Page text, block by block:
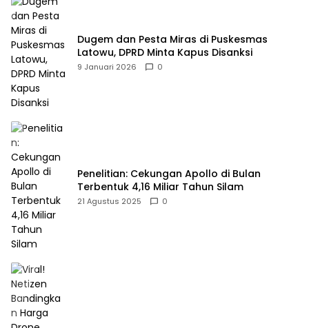
Dugem dan Pesta Miras di Puskesmas
Latowu, DPRD Minta Kapus Disanksi
9 Januari 2026 0
Penelitian: Cekungan Apollo di Bulan
Terbentuk 4,16 Miliar Tahun Silam
21 Agustus 2025 0